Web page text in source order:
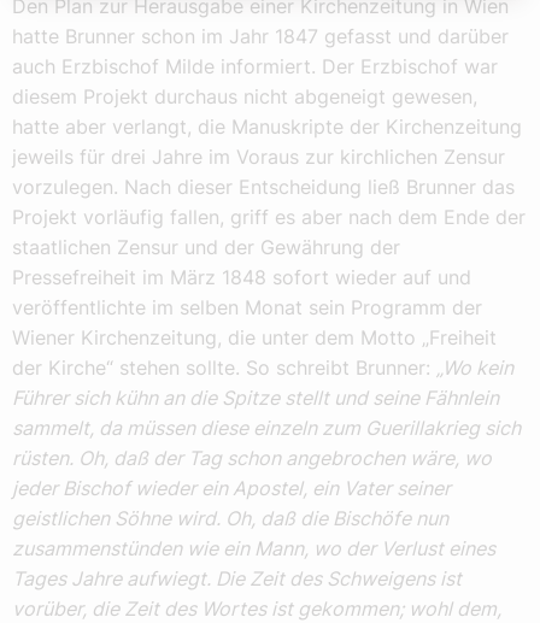
Den Plan zur Herausgabe einer Kirchenzeitung in Wien
hatte Brunner schon im Jahr 1847 gefasst und darüber
auch Erzbischof Milde informiert. Der Erzbischof war
diesem Projekt durchaus nicht abgeneigt gewesen,
hatte aber verlangt, die Manuskripte der Kirchenzeitung
jeweils für drei Jahre im Voraus zur kirchlichen Zensur
vorzulegen. Nach dieser Entscheidung ließ Brunner das
Projekt vorläufig fallen, griff es aber nach dem Ende der
staatlichen Zensur und der Gewährung der
Pressefreiheit im März 1848 sofort wieder auf und
veröffentlichte im selben Monat sein Programm der
Wiener Kirchenzeitung, die unter dem Motto „Freiheit
der Kirche“ stehen sollte. So schreibt Brunner: „Wo kein
Führer sich kühn an die Spitze stellt und seine Fähnlein
sammelt, da müssen diese einzeln zum Guerillakrieg sich
rüsten. Oh, daß der Tag schon angebrochen wäre, wo
jeder Bischof wieder ein Apostel, ein Vater seiner
geistlichen Söhne wird. Oh, daß die Bischöfe nun
zusammenstünden wie ein Mann, wo der Verlust eines
Tages Jahre aufwiegt. Die Zeit des Schweigens ist
vorüber, die Zeit des Wortes ist gekommen; wohl dem,